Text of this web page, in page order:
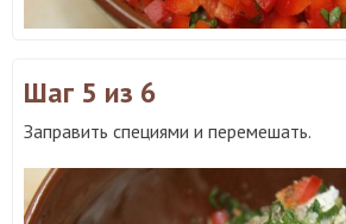
Шаг 5 из 6
Заправить специями и перемешать.